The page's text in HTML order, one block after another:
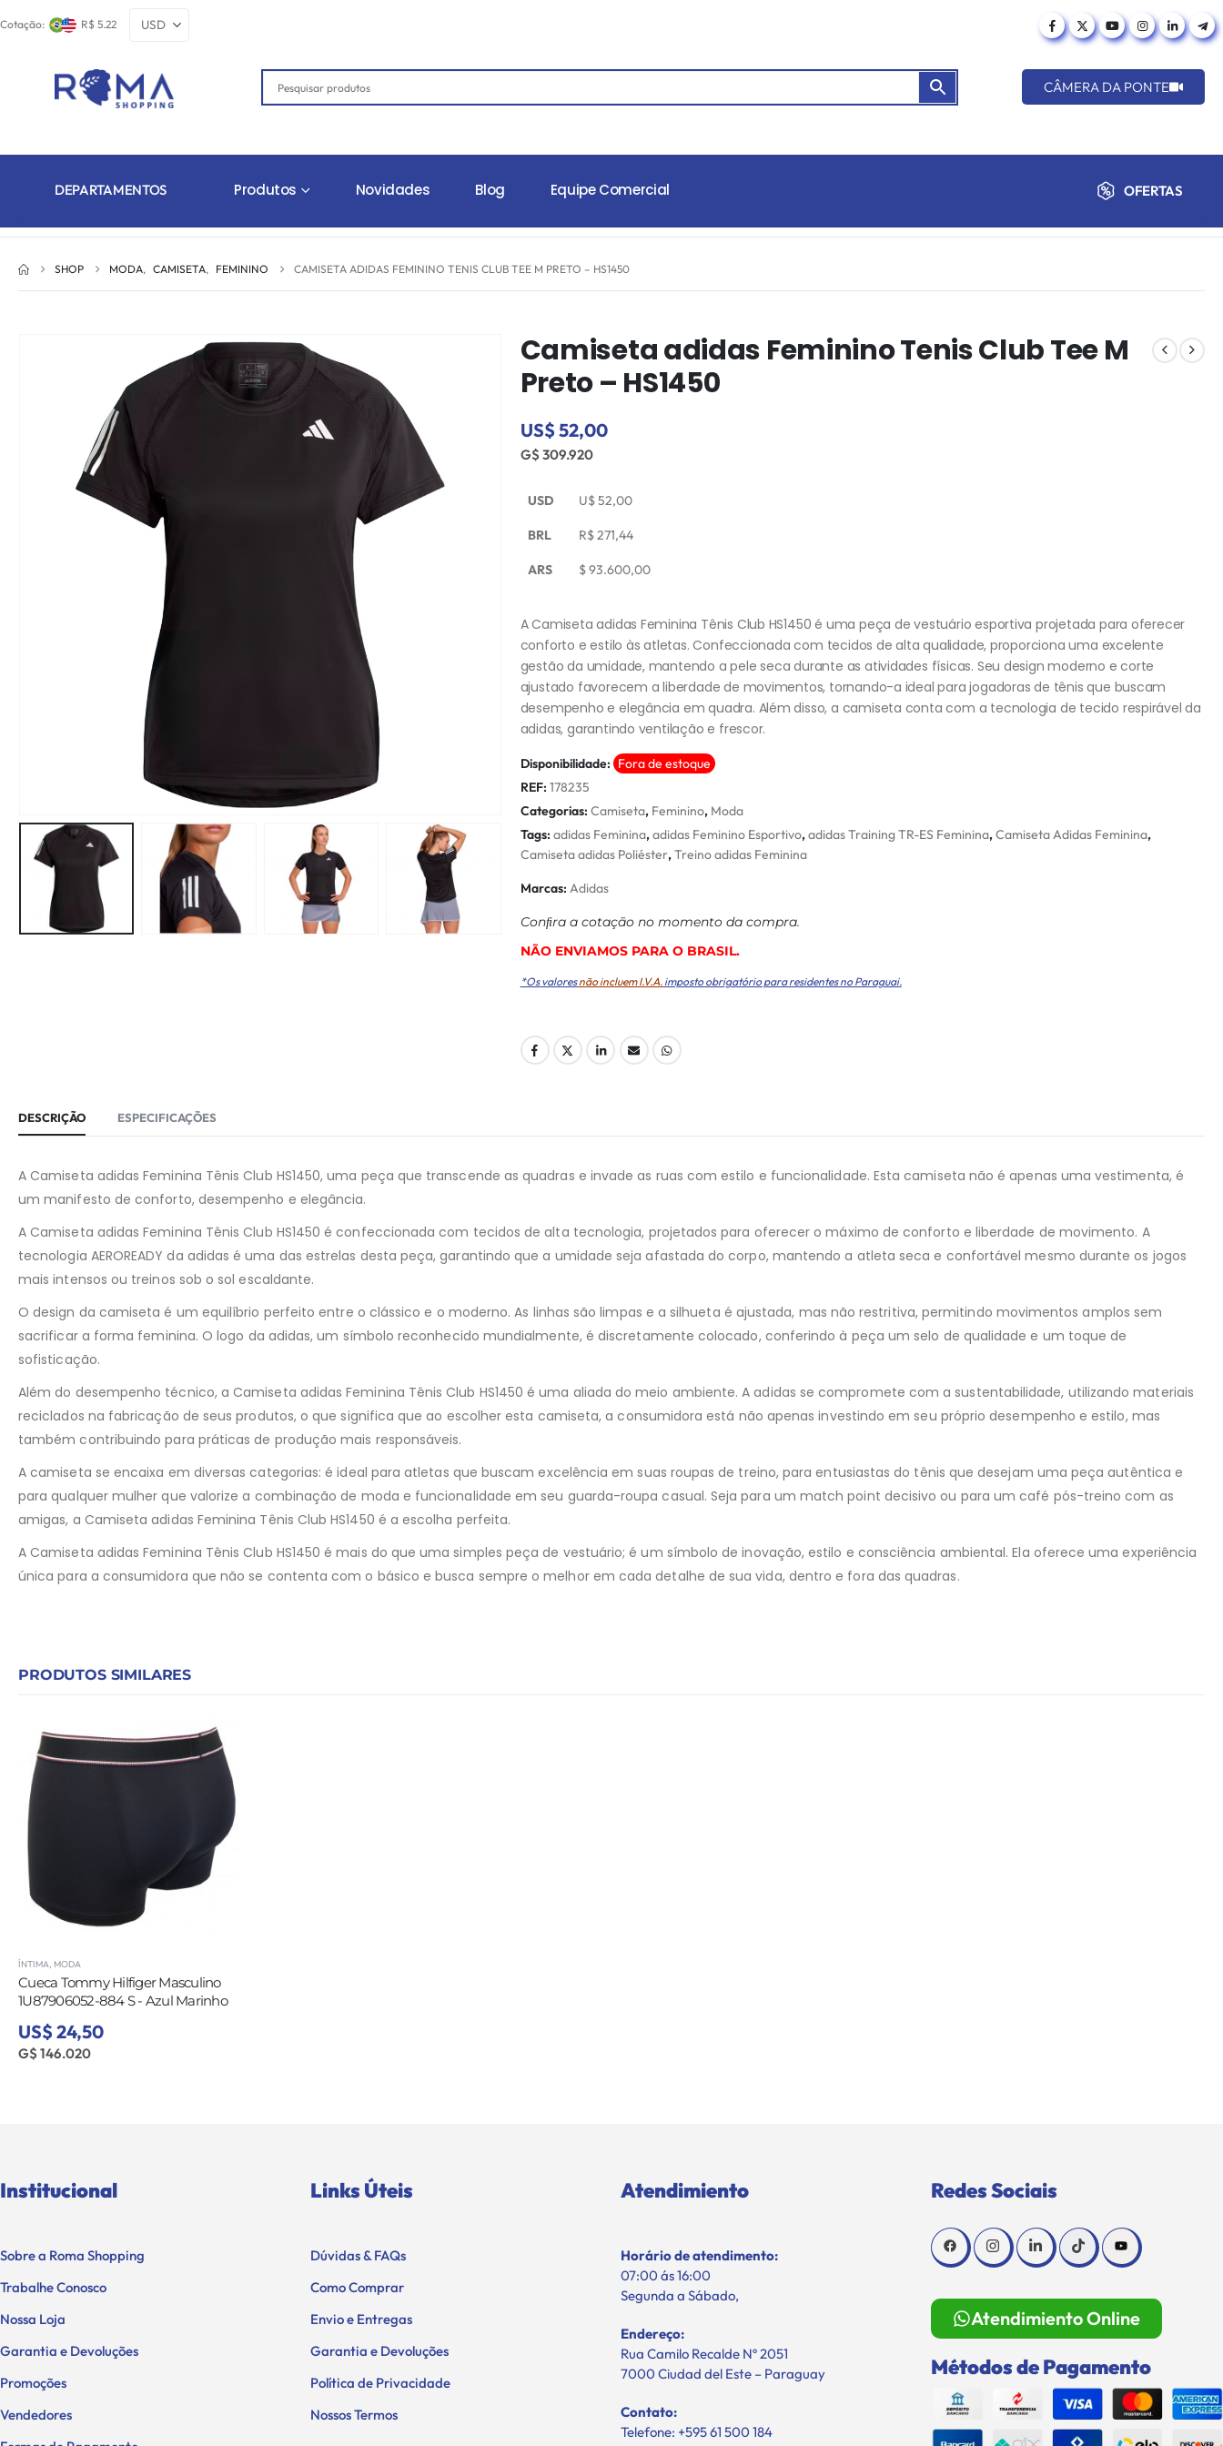
Cotação: R$ 5.22
CÂMERA DA PONTE
DEPARTAMENTOS Produtos Novidades Blog Equipe Comercial OFERTAS
SHOP MODA, CAMISETA, FEMININO CAMISETA ADIDAS FEMININO TENIS CLUB TEE M PRETO – HS1450
Camiseta adidas Feminino Tenis Club Tee M
Preto – HS1450
US$ 52,00
G$ 309.920
USD U$52,00
BRL R$271,44
ARS $93.600,00
A Camiseta adidas Feminina Tênis Club HS1450 é uma peça de vestuário esportiva projetada para oferecer
conforto e estilo às atletas. Confeccionada com tecidos de alta qualidade, proporciona uma excelente
gestão da umidade, mantendo a pele seca durante as atividades físicas. Seu design moderno e corte
ajustado favorecem a liberdade de movimentos, tornando-a ideal para jogadoras de tênis que buscam
desempenho e elegância em quadra. Além disso, a camiseta conta com a tecnologia de tecido respirável da
adidas, garantindo ventilação e frescor.
Disponibilidade: Fora de estoque
REF: 178235
Categorias: Camiseta, Feminino, Moda
Tags: adidas Feminina,adidas Feminino Esportivo,adidas Training TR-ES Feminina,Camiseta Adidas Feminina,
Camiseta adidas Poliéster,Treino adidas Feminina
Marcas: Adidas
Conﬁra a cotação no momento da compra.
NÃO ENVIAMOS PARA O BRASIL.
*Os valoresnão incluem I.V.A. imposto obrigatório para residentes no Paraguai.
DESCRIÇÃO ESPECIFICAÇÕES
A Camiseta adidas Feminina Tênis Club HS1450, uma peça que transcende as quadras e invade as ruas com estilo e funcionalidade. Esta camiseta não é apenas uma vestimenta, é
um manifesto de conforto, desempenho e elegância.
A Camiseta adidas Feminina Tênis Club HS1450 é confeccionada com tecidos de alta tecnologia, projetados para oferecer o máximo de conforto e liberdade de movimento. A
tecnologia AEROREADY da adidas é uma das estrelas desta peça, garantindo que a umidade seja afastada do corpo, mantendo a atleta seca e confortável mesmo durante os jogos
mais intensos ou treinos sob o sol escaldante.
O design da camiseta é um equilíbrio perfeito entre o clássico e o moderno. As linhas são limpas e a silhueta é ajustada, mas não restritiva, permitindo movimentos amplos sem
sacrificar a forma feminina. O logo da adidas, um símbolo reconhecido mundialmente, é discretamente colocado, conferindo à peça um selo de qualidade e um toque de
sofisticação.
Além do desempenho técnico, a Camiseta adidas Feminina Tênis Club HS1450 é uma aliada do meio ambiente. A adidas se compromete com a sustentabilidade, utilizando materiais
reciclados na fabricação de seus produtos, o que significa que ao escolher esta camiseta, a consumidora está não apenas investindo em seu próprio desempenho e estilo, mas
também contribuindo para práticas de produção mais responsáveis.
A camiseta se encaixa em diversas categorias: é ideal para atletas que buscam excelência em suas roupas de treino, para entusiastas do tênis que desejam uma peça autêntica e
para qualquer mulher que valorize a combinação de moda e funcionalidade em seu guarda-roupa casual. Seja para um match point decisivo ou para um café pós-treino com as
amigas, a Camiseta adidas Feminina Tênis Club HS1450 é a escolha perfeita.
A Camiseta adidas Feminina Tênis Club HS1450 é mais do que uma simples peça de vestuário; é um símbolo de inovação, estilo e consciência ambiental. Ela oferece uma experiência
única para a consumidora que não se contenta com o básico e busca sempre o melhor em cada detalhe de sua vida, dentro e fora das quadras.
PRODUTOS SIMILARES
ÍNTIMA, MODA
Cueca Tommy Hilfiger Masculino
1U87906052-884 S - Azul Marinho
US$ 24,50
G$ 146.020
Institucional
Sobre a Roma Shopping
Trabalhe Conosco
Nossa Loja
Garantia e Devoluções
Promoções
Vendedores
Links Úteis
Dúvidas & FAQs
Como Comprar
Envio e Entregas
Garantia e Devoluções
Política de Privacidade
Nossos Termos
Atendimiento
Horário de atendimento:
07:00 ás 16:00
Segunda a Sábado,
Endereço:
Rua Camilo Recalde Nº 2051
7000 Ciudad del Este – Paraguay
Contato:
Telefone: +595 61 500 184
Redes Sociais
Atendimiento Online
Métodos de Pagamento